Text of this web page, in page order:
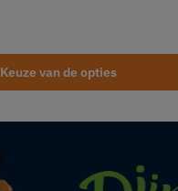
Keuze van de opties